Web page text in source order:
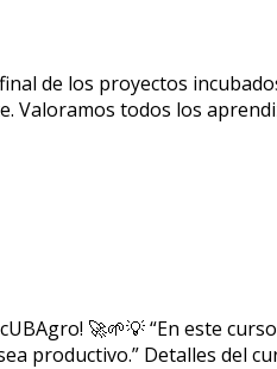
de los proyectos
todos los
🚀🌱💡 “En este
Detalles del